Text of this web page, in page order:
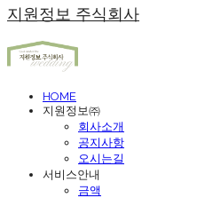
지원정보 주식회사
HOME
지원정보㈜
회사소개
공지사항
오시는길
서비스안내
금액